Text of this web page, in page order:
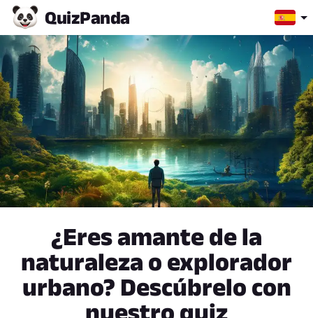
QuizPanda
¿Eres amante de la
naturaleza o explorador
urbano? Descúbrelo con
nuestro quiz